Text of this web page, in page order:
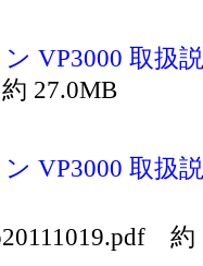
VP3000 取扱
27.0MB
VP3000 取扱